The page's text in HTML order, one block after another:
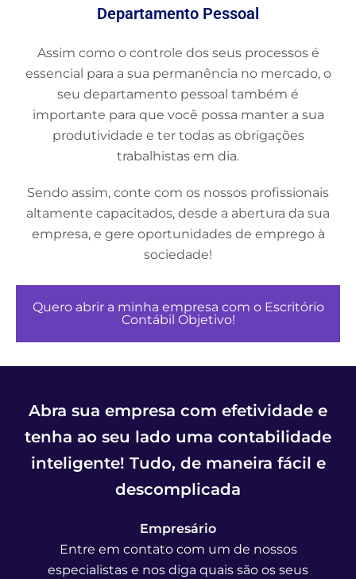
Departamento Pessoal
Assim como o controle dos seus processos é
essencial para a sua permanência no mercado, o
seu departamento pessoal também é
importante para que você possa manter a sua
produtividade e ter todas as obrigações
trabalhistas em dia.
Sendo assim, conte com os nossos profissionais
altamente capacitados, desde a abertura da sua
empresa, e gere oportunidades de emprego à
sociedade!
Quero abrir a minha empresa com o Escritório
Contábil Objetivo!
Abra sua empresa com efetividade e
tenha ao seu lado uma contabilidade
inteligente! Tudo, de maneira fácil e
descomplicada
Empresário
Entre em contato com um de nossos
especialistas e nos diga quais são os seus